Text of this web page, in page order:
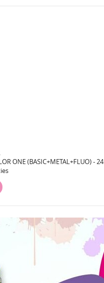
ONE (BASIC+METAL+FLUO) - 24